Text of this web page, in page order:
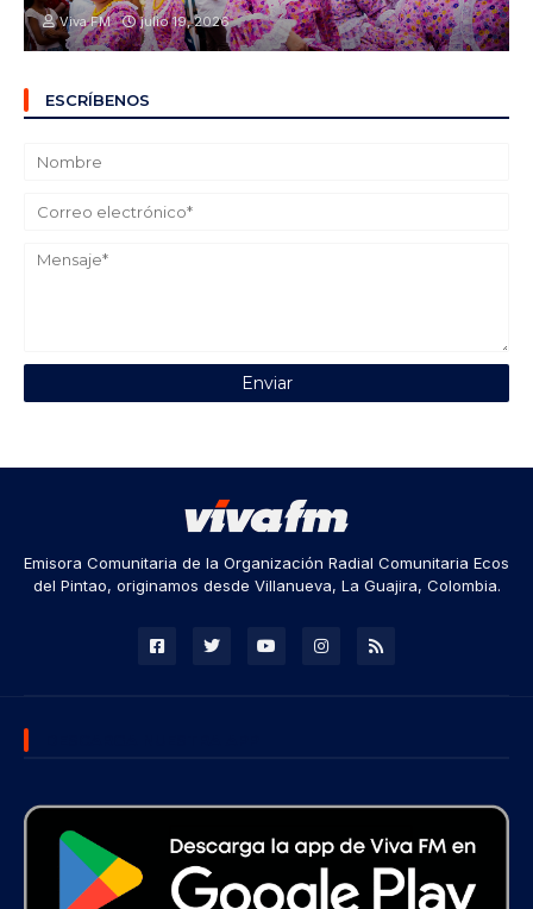
Viva FM julio 19, 2026
ESCRÍBENOS
Emisora Comunitaria de la Organización Radial Comunitaria Ecos
del Pintao, originamos desde Villanueva, La Guajira, Colombia.